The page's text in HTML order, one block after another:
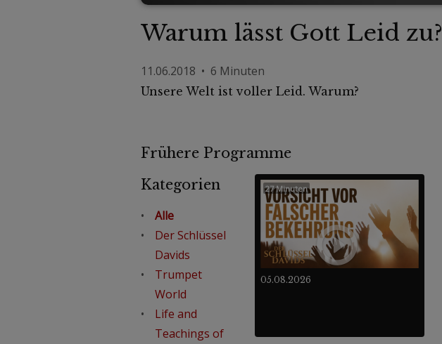
Warum lässt Gott Leid zu?
11.06.2018 • 6 Minuten
Unsere Welt ist voller Leid. Warum?
Frühere Programme
Kategorien
Alle
Der Schlüssel
Davids
Trumpet
World
Life and
Teachings of
05.08.2026
27 Minuten